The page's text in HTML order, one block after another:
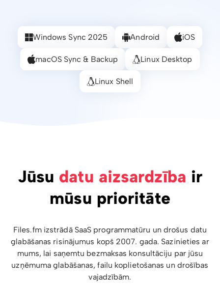
Windows Sync 2025 Android iOS
macOS Sync & Backup Linux Desktop
Linux Shell
Jūsu datu aizsardzība ir
mūsu prioritāte
Files.fm izstrādā SaaS programmatūru un drošus datu
glabāšanas risinājumus kopš 2007. gada. Sazinieties ar
mums, lai saņemtu bezmaksas konsultāciju par jūsu
uzņēmuma glabāšanas, failu koplietošanas un drošības
vajadzībām.